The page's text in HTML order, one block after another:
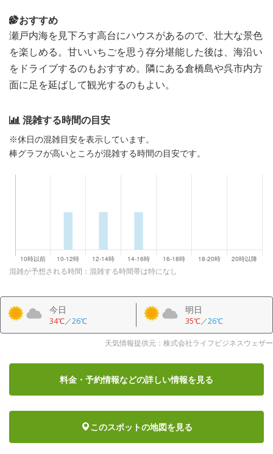
おすすめ
瀬戸内海を見下ろす高台にハウスがあるので、壮大な景色
を楽しめる。甘いいちごを思う存分堪能した後は、海沿い
をドライブするのもおすすめ。隣にある倉橋島や呉市内方
面に足を延ばして観光するのもよい。
混雑する時間の目安
※休日の混雑目安を表示しています。
棒グラフが高いところが混雑する時間の目安です。
混雑が予想される時間：混雑する時間帯は特になし
今日
34℃／26℃
明日
35℃／26℃
天気情報提供元：株式会社ライフビジネスウェザー
料金・予約情報などの詳しい情報を見る
このスポットの地図を見る